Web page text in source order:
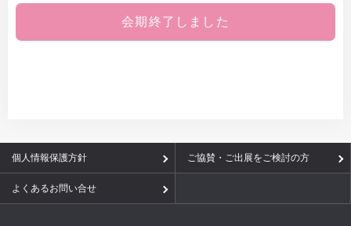
会期終了しました
個人情報保護方針 ご協賛・ご出展をご検討の方
よくあるお問い合せ